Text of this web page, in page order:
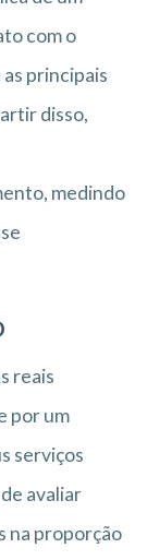
com o
principais
disso,
medindo
reais
por um
serviços
avaliar
na proporção